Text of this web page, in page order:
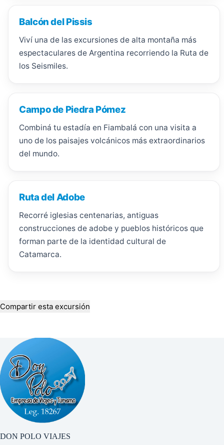
Balcón del Pissis
Viví una de las excursiones de alta montaña más
espectaculares de Argentina recorriendo la Ruta de
los Seismiles.
Campo de Piedra Pómez
Combiná tu estadía en Fiambalá con una visita a
uno de los paisajes volcánicos más extraordinarios
del mundo.
Ruta del Adobe
Recorré iglesias centenarias, antiguas
construcciones de adobe y pueblos históricos que
forman parte de la identidad cultural de
Catamarca.
Compartir esta excursión
DON POLO VIAJES